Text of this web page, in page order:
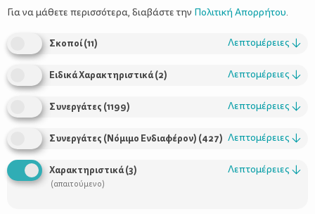
Χρήσιμοι Σύνδεσμοι
Τι είναι το ΔΕΛΤΑ moms
Για να μάθετε περισσότερα, διαβάστε την Πολιτική Απορρήτου.
Σκοποί(11) Λεπτομέρειες ↓
Ειδικά Χαρακτηριστικά(2) Λεπτομέρειες ↓
Συνεργάτες (1199) Λεπτομέρειες ↓
Συνεργάτες (Νόμιμο Ενδιαφέρον) (427) Λεπτομέρειες ↓
Χαρακτηριστικά(3)
(απαιτούμενο)
Λεπτομέρειες ↓